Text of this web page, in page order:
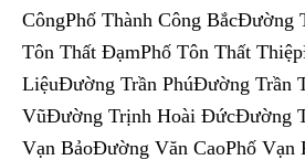
CôngPhố Thành Công BắcĐường
Tôn Thất ĐạmPhố Tôn Thất
LiệuĐường Trần PhúĐường Trần
VũĐường Trịnh Hoài ĐứcĐường
Vạn BảoĐường Văn CaoPhố Vạn